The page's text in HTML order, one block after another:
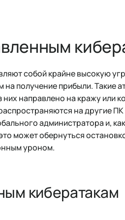
собой крайне высокую
получение прибыли. Такие
них направлено на кражу или
на другие
администратора и,
может обернуться
уроном.
кибератакам